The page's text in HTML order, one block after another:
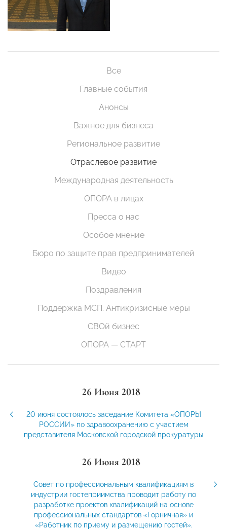
Все
Главные события
Анонсы
Важное для бизнеса
Региональное развитие
Отраслевое развитие
Международная деятельность
ОПОРА в лицах
Пресса о нас
Особое мнение
Бюро по защите прав предпринимателей
Видео
Поздравления
Поддержка МСП. Антикризисные меры
СВОй бизнес
ОПОРА — СТАРТ
26 Июня 2018
20 июня состоялось заседание Комитета «ОПОРЫ
РОССИИ» по здравоохранению с участием
представителя Московской городской прокуратуры
26 Июня 2018
Совет по профессиональным квалификациям в
индустрии гостеприимства проводит работу по
разработке проектов квалификаций на основе
профессиональных стандартов «Горничная» и
«Работник по приему и размещению гостей».